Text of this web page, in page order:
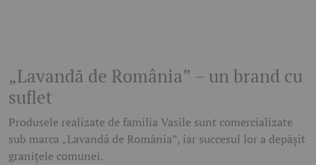
„Lavandă de România” – un brand cu
suflet
Produsele realizate de familia Vasile sunt comercializate
sub marca „Lavandă de România”, iar succesul lor a depășit
granițele comunei.